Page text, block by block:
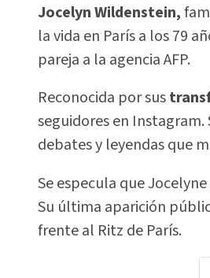
Jocelyn Wildenstein,
la vida en París a los 79
pareja a la agencia AFP.
Reconocida por sus
seguidores en
debates y leyendas que
Se especula que
Su última aparición
frente al Ritz de París.